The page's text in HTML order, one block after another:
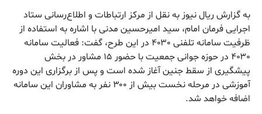
به گزارش ریال نیوز به نقل از مرکز ارتباطات و اطلاع‌رسانی ستاد
اجرایی فرمان امام، سید امیرحسین مدنی با اشاره به استفاده از
ظرفیت سامانه تلفنى ۴۰۳۰ در این طرح، گفت: فعالیت سامانه
۴۰۳۰ در حوزه جوانی جمعیت با حضور ۱۵ مشاور در بخش
پیشگیری از سقط جنین آغاز شده است و پس از برگزاری این دوره
آموزشی در مرحله نخست بیش از ۳۰۰ نفر به مشاوران این سامانه
اضافه خواهد شد.